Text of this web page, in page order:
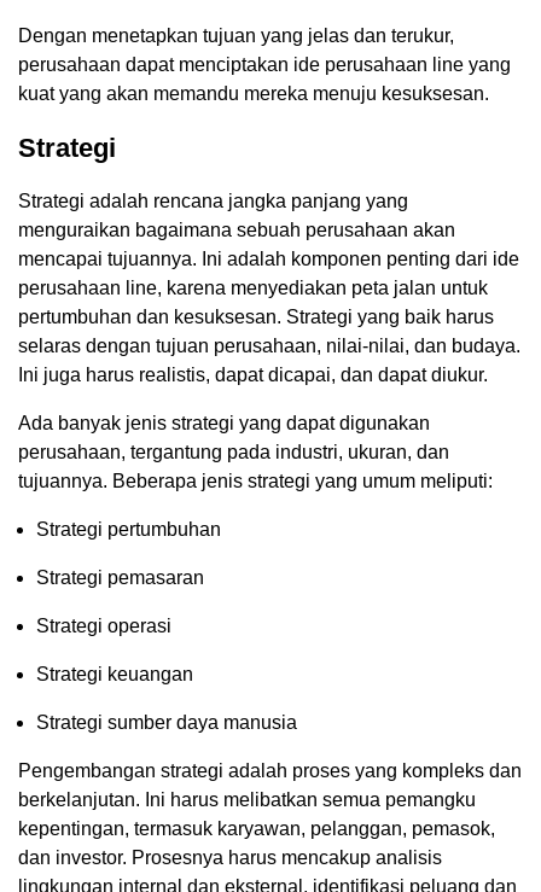
Dengan menetapkan tujuan yang jelas dan terukur,
perusahaan dapat menciptakan ide perusahaan line yang
kuat yang akan memandu mereka menuju kesuksesan.
Strategi
Strategi adalah rencana jangka panjang yang
menguraikan bagaimana sebuah perusahaan akan
mencapai tujuannya. Ini adalah komponen penting dari ide
perusahaan line, karena menyediakan peta jalan untuk
pertumbuhan dan kesuksesan. Strategi yang baik harus
selaras dengan tujuan perusahaan, nilai-nilai, dan budaya.
Ini juga harus realistis, dapat dicapai, dan dapat diukur.
Ada banyak jenis strategi yang dapat digunakan
perusahaan, tergantung pada industri, ukuran, dan
tujuannya. Beberapa jenis strategi yang umum meliputi:
Strategi pertumbuhan
Strategi pemasaran
Strategi operasi
Strategi keuangan
Strategi sumber daya manusia
Pengembangan strategi adalah proses yang kompleks dan
berkelanjutan. Ini harus melibatkan semua pemangku
kepentingan, termasuk karyawan, pelanggan, pemasok,
dan investor. Prosesnya harus mencakup analisis
lingkungan internal dan eksternal, identifikasi peluang dan